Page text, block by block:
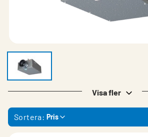
Visa fler
Sortera: Pris